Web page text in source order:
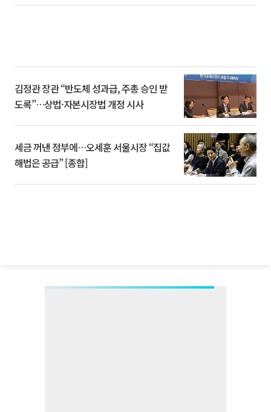
김정관 장관 “반도체 성과급, 주총 승인 받
도록”…상법·자본시장법 개정 시사
세금 꺼낸 정부에…오세훈 서울시장 “집값
해법은 공급” [종합]